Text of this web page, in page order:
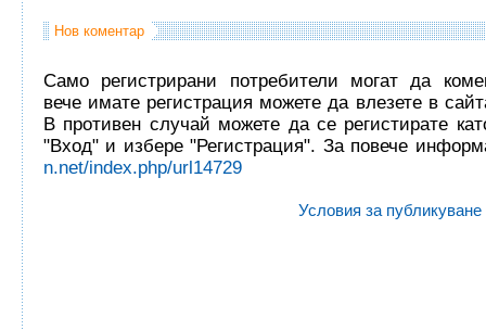
Нов коментар
Само регистрирани потребители могат да
вече имате регистрация можете да влезете в
В противен случай можете да се регистирате
"Вход" и избере "Регистрация". За повече
n.net/index.php/url14729
Условия за